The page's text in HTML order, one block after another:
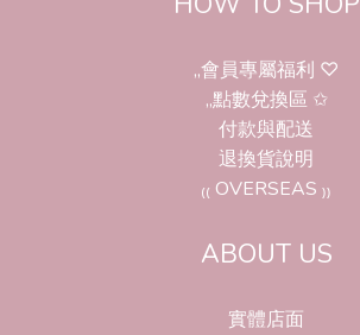
,,會員專屬福利 ♡
,,點數兌換區 ✩
付款與配送
退換貨說明
₍₍ OVERSEAS ₎₎
ABOUT US
實體店面